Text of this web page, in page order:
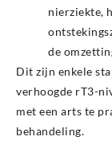
nierziekte,
de
Dit zijn enkele
verhoogde rT3-
met een arts te
behandeling.